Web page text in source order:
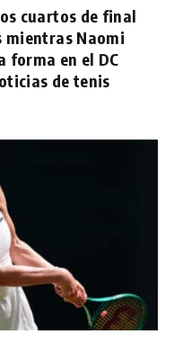
cuartos de final
mientras Naomi
forma en el DC
de tenis